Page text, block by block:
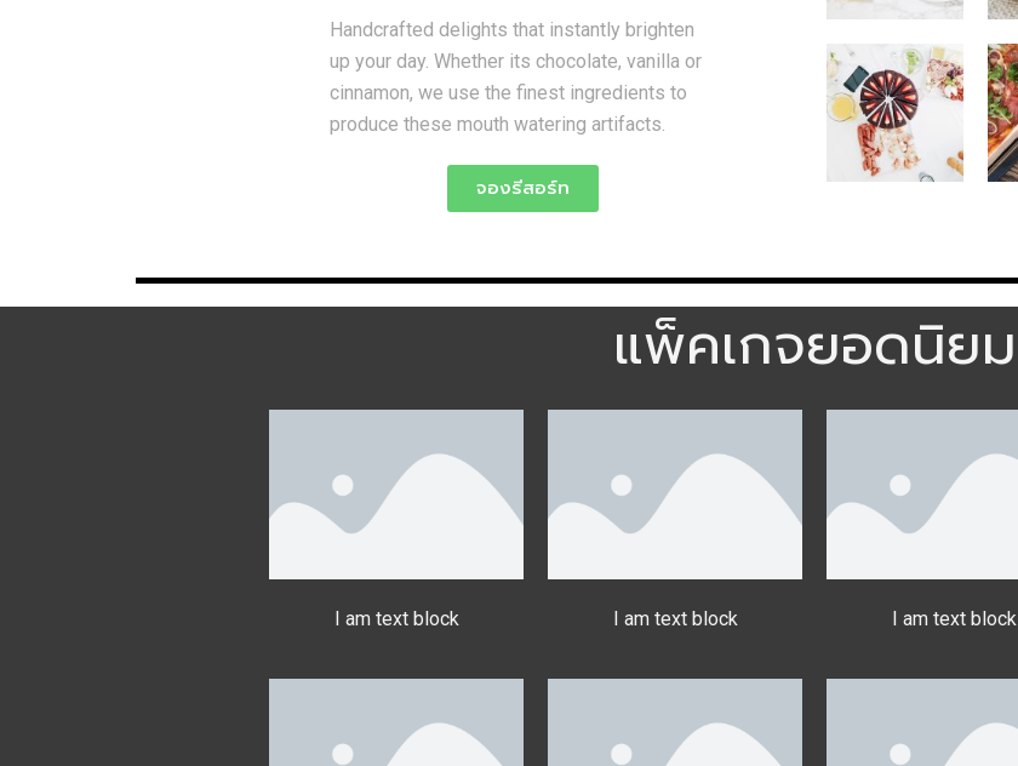
Handcrafted delights that instantly brighten
up your day. Whether its chocolate, vanilla or
cinnamon, we use the finest ingredients to
produce these mouth watering artifacts.
จองรีสอร์ท
แพ็คเกจยอดนิยม
I am text block I am text block I am text block